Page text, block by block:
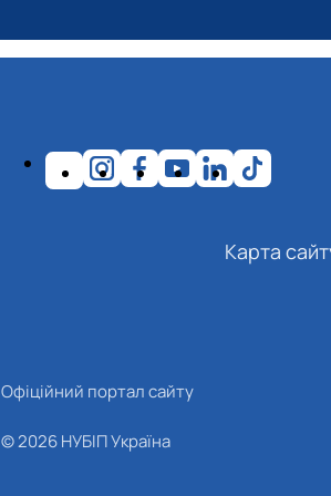
Карта
Офіційний портал сайту
© 2026 НУБІП Україна